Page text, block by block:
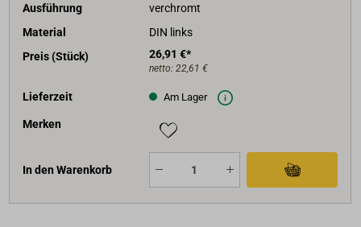
Ausführung
verchromt
Material
DIN links
Preis (Stück)
26,91 €*
netto: 22,61 €
Lieferzeit Am Lager
Merken
In den Warenkorb